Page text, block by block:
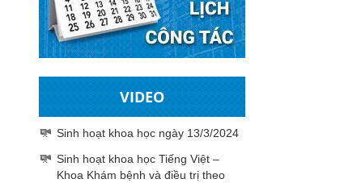
VIDEO
Sinh hoạt khoa học ngày 13/3/2024
Sinh hoạt khoa học Tiếng Việt –
Khoa Khám bệnh và điều trị theo